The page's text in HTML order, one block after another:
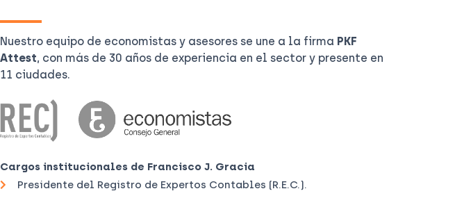
Nuestro equipo de economistas y asesores se une a la firma PKF
Attest, con más de 30 años de experiencia en el sector y presente en
11 ciudades.
Cargos institucionales de Francisco J. Gracia
Presidente del Registro de Expertos Contables (R.E.C.).